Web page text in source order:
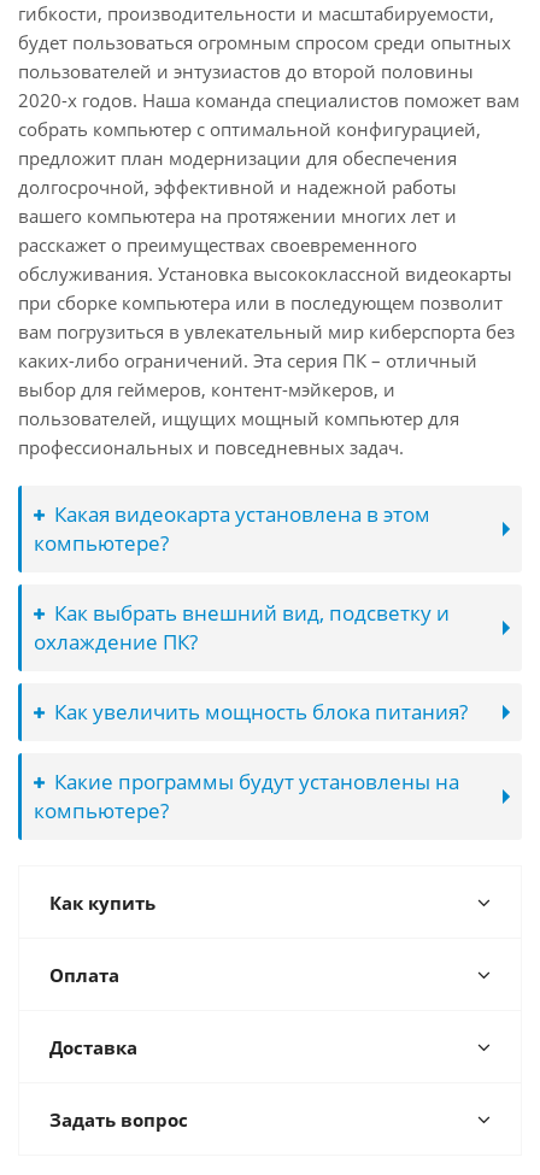
гибкости, производительности и масштабируемости,
будет пользоваться огромным спросом среди опытных
пользователей и энтузиастов до второй половины
2020-х годов. Наша команда специалистов поможет вам
собрать компьютер с оптимальной конфигурацией,
предложит план модернизации для обеспечения
долгосрочной, эффективной и надежной работы
вашего компьютера на протяжении многих лет и
расскажет о преимуществах своевременного
обслуживания. Установка высококлассной видеокарты
при сборке компьютера или в последующем позволит
вам погрузиться в увлекательный мир киберспорта без
каких-либо ограничений. Эта серия ПК – отличный
выбор для геймеров, контент-мэйкеров, и
пользователей, ищущих мощный компьютер для
профессиональных и повседневных задач.
Какая видеокарта установлена в этом
компьютере?
Как выбрать внешний вид, подсветку и
охлаждение ПК?
Как увеличить мощность блока питания?
Какие программы будут установлены на
компьютере?
Как купить
Оплата
Доставка
Задать вопрос